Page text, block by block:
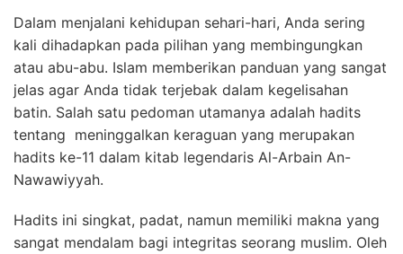
Dalam menjalani kehidupan sehari-hari, Anda sering
kali dihadapkan pada pilihan yang membingungkan
atau abu-abu. Islam memberikan panduan yang sangat
jelas agar Anda tidak terjebak dalam kegelisahan
batin. Salah satu pedoman utamanya adalah hadits
tentang meninggalkan keraguan yang merupakan
hadits ke-11 dalam kitab legendaris Al-Arbain An-
Nawawiyyah.
Hadits ini singkat, padat, namun memiliki makna yang
sangat mendalam bagi integritas seorang muslim. Oleh